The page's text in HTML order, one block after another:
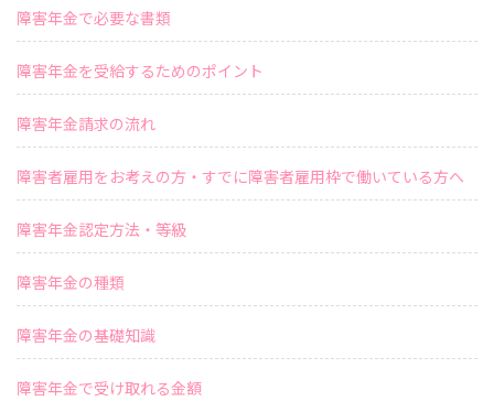
障害年金で必要な書類
障害年金を受給するためのポイント
障害年金請求の流れ
障害者雇用をお考えの方・すでに障害者雇用枠で働いている方へ
障害年金認定方法・等級
障害年金の種類
障害年金の基礎知識
障害年金で受け取れる金額